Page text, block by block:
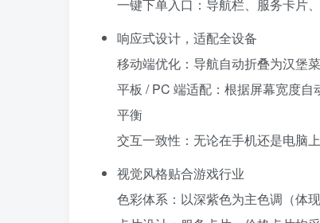
一键下单入口：导航栏、服务卡片
响应式设计，适配全设备
移动端优化：导航自动折叠为汉堡
平板 / PC 端适配：根据屏幕宽度
平衡
交互一致性：无论在手机还是电脑
视觉风格贴合游戏行业
色彩体系：以深紫色为主色调（体